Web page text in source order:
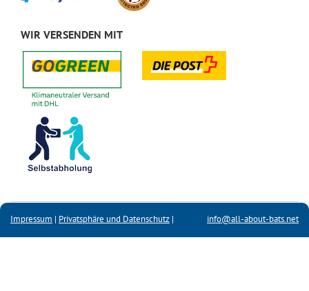
WIR VERSENDEN MIT
Impressum | Privatsphäre und Datenschutz | info@all-about-bats.net